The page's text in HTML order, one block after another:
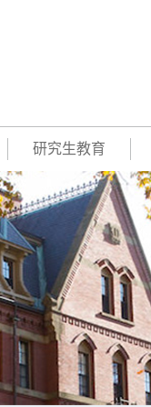
研究生教育